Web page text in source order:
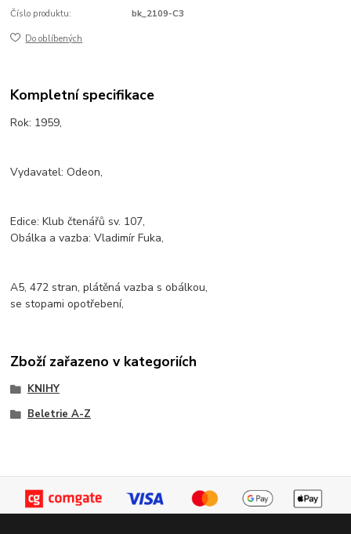
Číslo produktu: bk_2109-C3
Do oblíbených
Kompletní specifikace
Rok: 1959,
Vydavatel: Odeon,
Edice: Klub čtenářů sv. 107,
Obálka a vazba: Vladimír Fuka,
A5, 472 stran, plátěná vazba s obálkou,
se stopami opotřebení,
Zboží zařazeno v kategoriích
KNIHY
Beletrie A-Z